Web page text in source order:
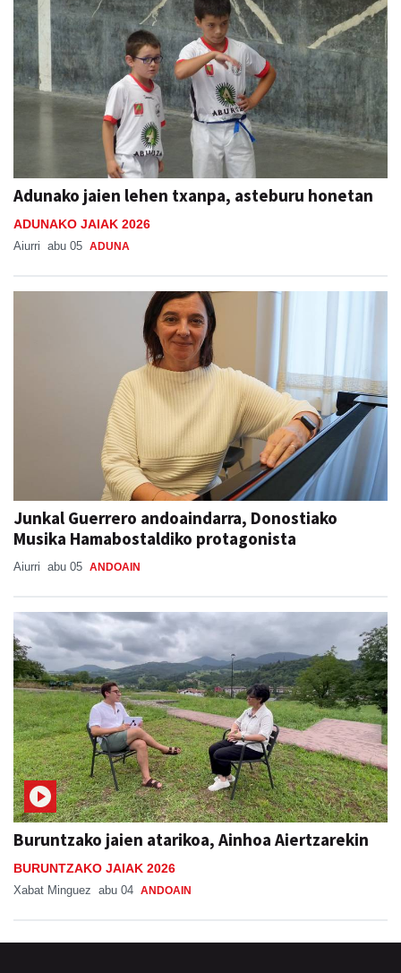
Adunako jaien lehen txanpa, asteburu honetan
ADUNAKO JAIAK 2026
Aiurri abu 05 ADUNA
Junkal Guerrero andoaindarra, Donostiako
Musika Hamabostaldiko protagonista
Aiurri abu 05 ANDOAIN
Buruntzako jaien atarikoa, Ainhoa Aiertzarekin
BURUNTZAKO JAIAK 2026
Xabat Minguez abu 04 ANDOAIN